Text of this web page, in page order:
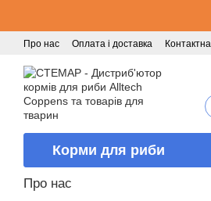
Про нас Оплата і доставка
Корми для риби
Про нас